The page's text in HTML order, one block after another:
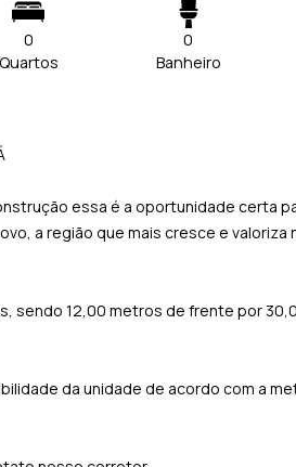
0
Quartos
0
Banheiro
essa é a oportunidade certa
a região que mais cresce e
sendo 12,00 metros de frente por
da unidade de acordo com a